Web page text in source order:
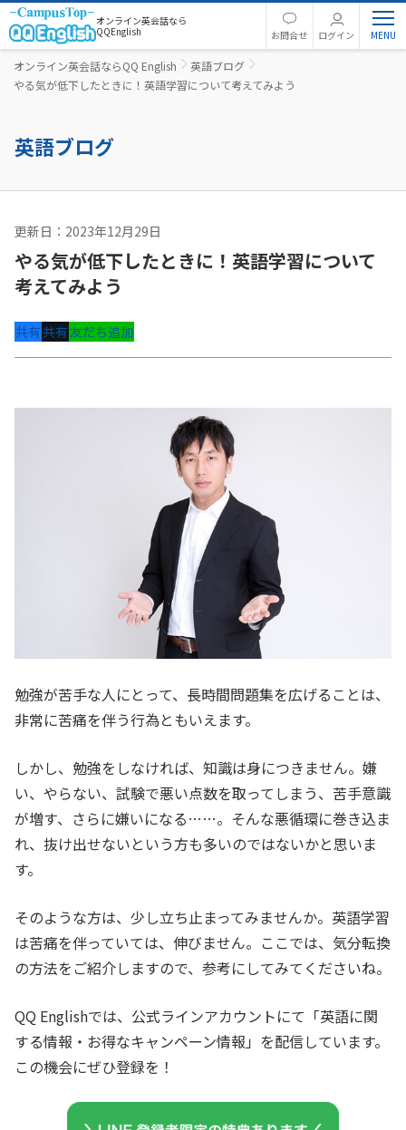
オンライン英会話なら
QQEnglish
お問合せ ログイン
オンライン英会話ならQQ English
英語ブログ
やる気が低下したときに！英語学習について考えてみよう
英語ブログ
更新日：2023年12月29日
やる気が低下したときに！英語学習について
考えてみよう
共有共有友だち追加
勉強が苦手な人にとって、長時間問題集を広げることは、
非常に苦痛を伴う行為ともいえます。
しかし、勉強をしなければ、知識は身につきません。嫌
い、やらない、試験で悪い点数を取ってしまう、苦手意識
が増す、さらに嫌いになる……。そんな悪循環に巻き込ま
れ、抜け出せないという方も多いのではないかと思いま
す。
そのような方は、少し立ち止まってみませんか。英語学習
は苦痛を伴っていては、伸びません。ここでは、気分転換
の方法をご紹介しますので、参考にしてみてくださいね。
QQ Englishでは、公式ラインアカウントにて「英語に関
する情報・お得なキャンペーン情報」を配信しています。
この機会にぜひ登録を！